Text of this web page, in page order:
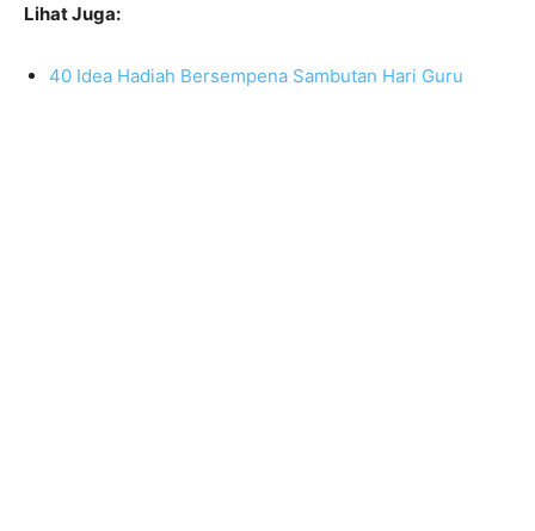
Lihat Juga:
40 Idea Hadiah Bersempena Sambutan Hari Guru